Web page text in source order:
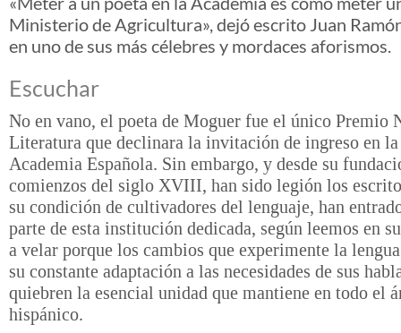
Ministerio de Agricultura», dejó escrito Juan
en uno de sus más célebres y mordaces aforismos.
Escuchar
No en vano, el poeta de Moguer fue el único Premio
Literatura que declinara la invitación de ingreso en
Academia Española. Sin embargo, y desde su
comienzos del siglo XVIII, han sido legión los
su condición de cultivadores del lenguaje, han
parte de esta institución dedicada, según leemos en
a velar porque los cambios que experimente la
su constante adaptación a las necesidades de sus
quiebren la esencial unidad que mantiene en todo el
hispánico.